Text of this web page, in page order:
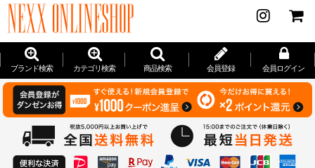
ブランド検索 カテゴリ検索 商品検索 会員登録 会員ログイン